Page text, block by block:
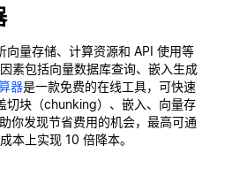
向量存储、计算资源和 API 使用等
素包括向量数据库查询、嵌入生成
器是一款免费的在线工具，可快速
切块（chunking）、嵌入、向量存
你发现节省费用的机会，最高可通
本上实现 10 倍降本。